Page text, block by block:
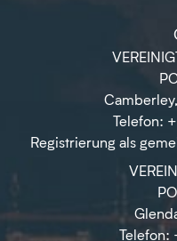
Telefon:
Registrierung als
Telefon: